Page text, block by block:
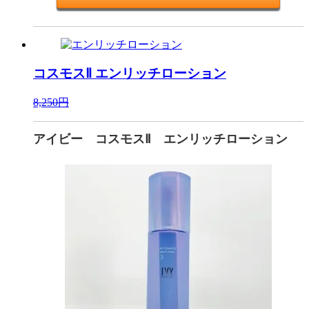
コスモスⅡ エンリッチローション
8,250円
アイビー コスモスⅡ エンリッチローション